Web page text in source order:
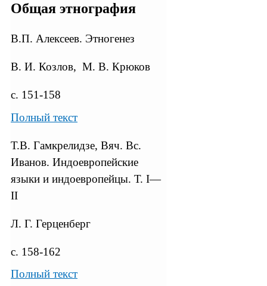
Общая этнография
В.П. Алексеев. Этногенез
В. И. Козлов, М. В. Крюков
с. 151-158
Полный текст
Т.В. Гамкрелидзе, Вяч. Вс.
Иванов. Индоевропейские
языки и индоевропейцы. Т. I—
II
Л. Г. Герценберг
с. 158-162
Полный текст